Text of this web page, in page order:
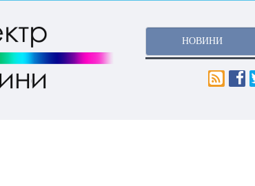
НОВИНИ